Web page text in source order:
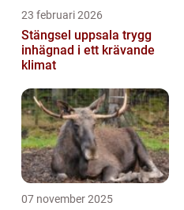
23 februari 2026
Stängsel uppsala trygg
inhägnad i ett krävande
klimat
07 november 2025